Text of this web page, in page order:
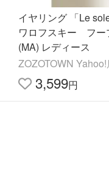
イヤリング 「Le
ワロフスキー フー
(MA) レディース
ZOZOTOWN Yahoo!
3,599円